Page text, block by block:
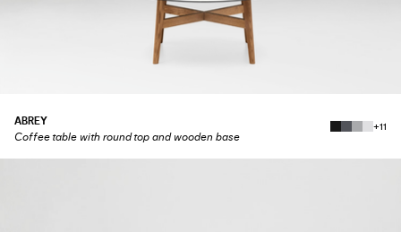
ABREY
Coffee table with round top and wooden base
+11